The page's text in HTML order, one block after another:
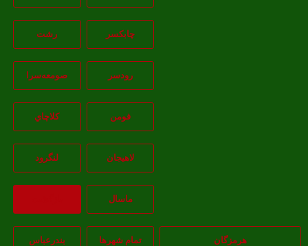
چابکسر رشت
رودسر صومعه‌سرا
فومن کلاچاي
لاهيجان لنگرود
ماسال
هرمزگان تمام شهر‌ها بندرعباس